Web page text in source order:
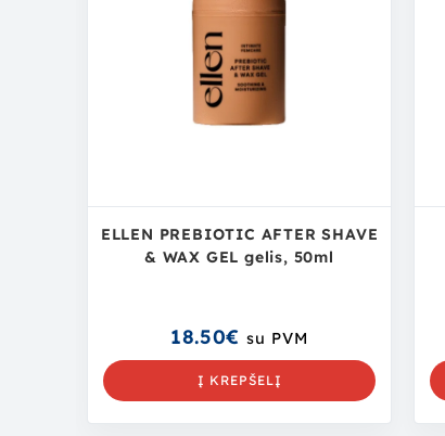
ELLEN PREBIOTIC AFTER SHAVE
& WAX GEL gelis, 50ml
18.50€ su PVM
Į KREPŠELĮ